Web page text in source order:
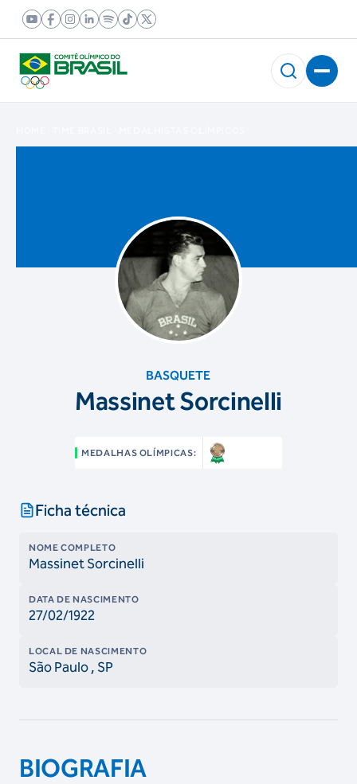
BASQUETE
Massinet Sorcinelli
MEDALHAS OLÍMPICAS:
Ficha técnica
NOME COMPLETO
Massinet Sorcinelli
DATA DE NASCIMENTO
27/02/1922
LOCAL DE NASCIMENTO
São Paulo, SP
BIOGRAFIA